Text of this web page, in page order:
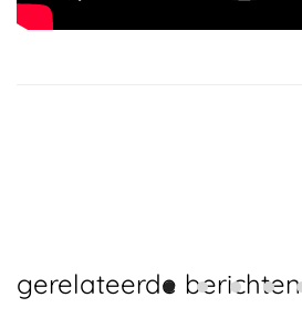
gerelateerde berichten